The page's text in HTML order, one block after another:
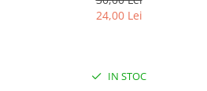
24,00 Lei
IN STOC